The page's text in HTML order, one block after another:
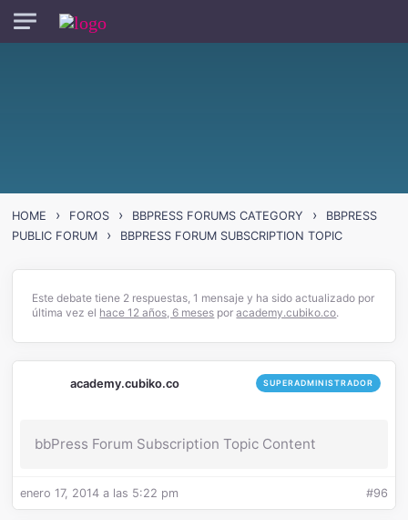
Skip to main content
HOME › FOROS › BBPRESS FORUMS CATEGORY ›
BBPRESS
PUBLIC FORUM
› BBPRESS FORUM SUBSCRIPTION TOPIC
Este debate tiene 2 respuestas, 1 mensaje y ha sido actualizado por
última vez el hace 12 años, 6 meses poracademy.cubiko.co.
academy.cubiko.co SUPERADMINISTRADOR
bbPress Forum Subscription Topic Content
enero 17, 2014 a las 5:22 pm #96